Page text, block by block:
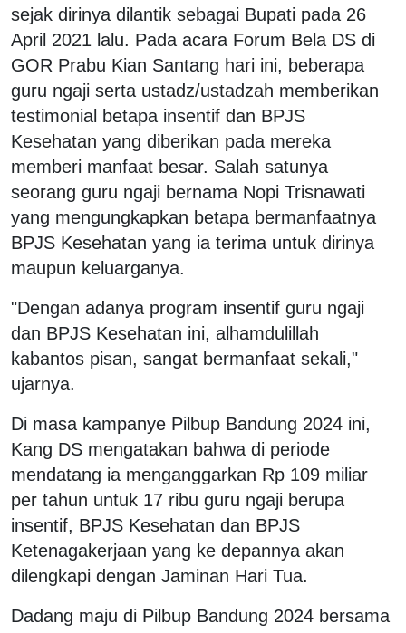
sejak dirinya dilantik sebagai Bupati pada 26
April 2021 lalu. Pada acara Forum Bela DS di
GOR Prabu Kian Santang hari ini, beberapa
guru ngaji serta ustadz/ustadzah memberikan
testimonial betapa insentif dan BPJS
Kesehatan yang diberikan pada mereka
memberi manfaat besar. Salah satunya
seorang guru ngaji bernama Nopi Trisnawati
yang mengungkapkan betapa bermanfaatnya
BPJS Kesehatan yang ia terima untuk dirinya
maupun keluarganya.
"Dengan adanya program insentif guru ngaji
dan BPJS Kesehatan ini, alhamdulillah
kabantos pisan, sangat bermanfaat sekali,"
ujarnya.
Di masa kampanye Pilbup Bandung 2024 ini,
Kang DS mengatakan bahwa di periode
mendatang ia menganggarkan Rp 109 miliar
per tahun untuk 17 ribu guru ngaji berupa
insentif, BPJS Kesehatan dan BPJS
Ketenagakerjaan yang ke depannya akan
dilengkapi dengan Jaminan Hari Tua.
Dadang maju di Pilbup Bandung 2024 bersama